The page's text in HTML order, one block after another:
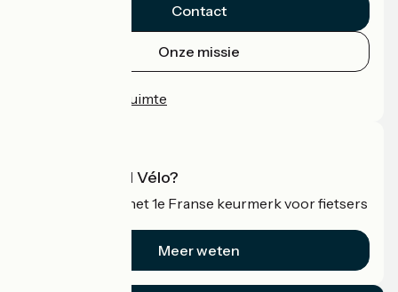
Contact
Onze missie
Professionele ruimte
Wat is Accueil Vélo?
Accueil Vélo is het 1e Franse keurmerk voor fietsers
Meer weten